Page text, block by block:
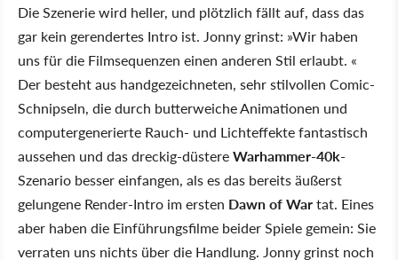
Die Szenerie wird heller, und plötzlich fällt auf, dass das
gar kein gerendertes Intro ist. Jonny grinst: »Wir haben
uns für die Filmsequenzen einen anderen Stil erlaubt. «
Der besteht aus handgezeichneten, sehr stilvollen Comic-
Schnipseln, die durch butterweiche Animationen und
computergenerierte Rauch- und Lichteffekte fantastisch
aussehen und das dreckig-düstereWarhammer-40k-
Szenario besser einfangen, als es das bereits äußerst
gelungene Render-Intro im ersten Dawn of Wartat. Eines
aber haben die Einführungsfilme beider Spiele gemein: Sie
verraten uns nichts über die Handlung. Jonny grinst noch